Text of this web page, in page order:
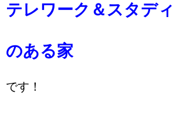
テレワーク＆スタデ
のある家
です！